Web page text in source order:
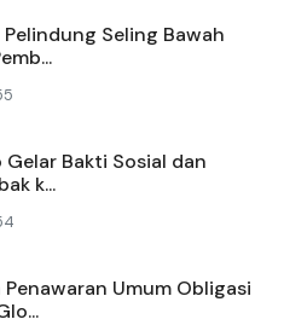
Pelindung Seling Bawah
Bakti Sosial dan
k...
Umum Obligasi